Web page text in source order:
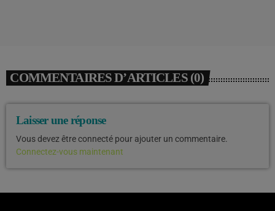
COMMENTAIRES D’ARTICLES (0)
Laisser une réponse
Vous devez être connecté pour ajouter un commentaire.
Connectez-vous maintenant